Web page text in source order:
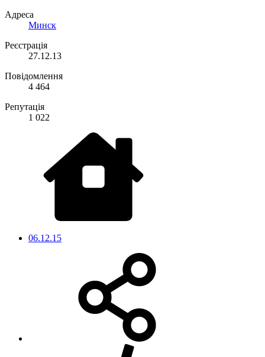
Адреса
Минск
Реєстрація
27.12.13
Повідомлення
4 464
Репутація
1 022
06.12.15